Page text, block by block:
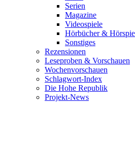
Serien
Magazine
Videospiele
Hörbücher &
Sonstiges
Rezensionen
Leseproben & Vorschauen
Wochenvorschauen
Schlagwort-Index
Die Hohe Republik
Projekt-News